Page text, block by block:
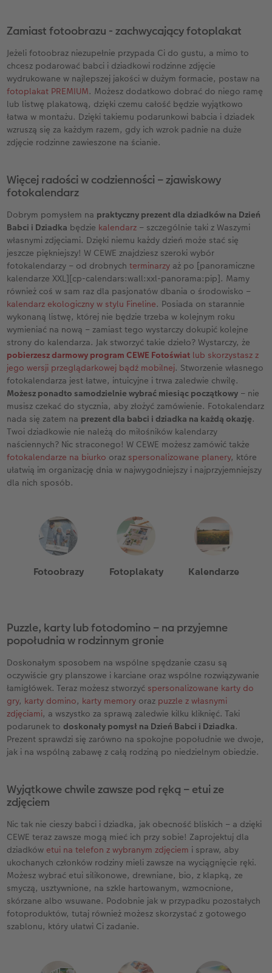
Zamiast fotoobrazu - zachwycający fotoplakat
Jeżeli fotoobraz niezupełnie przypada Ci do gustu, a mimo to
chcesz podarować babci i dziadkowi rodzinne zdjęcie
wydrukowane w najlepszej jakości w dużym formacie, postaw na
fotoplakat PREMIUM. Możesz dodatkowo dobrać do niego ramę
lub listwę plakatową, dzięki czemu całość będzie wyjątkowo
łatwa w montażu. Dzięki takiemu podarunkowi babcia i dziadek
wzruszą się za każdym razem, gdy ich wzrok padnie na duże
zdjęcie rodzinne zawieszone na ścianie.
Więcej radości w codzienności – zjawiskowy
fotokalendarz
Dobrym pomysłem na praktyczny prezent dla dziadków na Dzień
Babci i Dziadka będzie kalendarz – szczególnie taki z Waszymi
własnymi zdjęciami. Dzięki niemu każdy dzień może stać się
jeszcze piękniejszy! W CEWE znajdziesz szeroki wybór
fotokalendarzy – od drobnychterminarzy aż po [panoramiczne
kalendarze XXL][cp-calendars:wall:xxl-panorama:pip]. Mamy
również coś w sam raz dla pasjonatów dbania o środowisko –
kalendarz ekologiczny w stylu Fineline. Posiada on starannie
wykonaną listwę, której nie będzie trzeba w kolejnym roku
wymieniać na nową – zamiast tego wystarczy dokupić kolejne
strony do kalendarza. Jak stworzyć takie dzieło? Wystarczy, że
pobierzesz darmowy program CEWE Fotoświat lub skorzystasz z
jego wersji przeglądarkowej bądź mobilnej. Stworzenie własnego
fotokalendarza jest łatwe, intuicyjne i trwa zaledwie chwilę.
Możesz ponadto samodzielnie wybrać miesiąc początkowy – nie
musisz czekać do stycznia, aby złożyć zamówienie. Fotokalendarz
nada się zatem na prezent dla babci i dziadka na każdą okazję.
Twoi dziadkowie nie należą do miłośników kalendarzy
naściennych? Nic straconego! W CEWE możesz zamówić także
fotokalendarze na biurko oraz spersonalizowane planery, które
ułatwią im organizację dnia w najwygodniejszy i najprzyjemniejszy
dla nich sposób.
Fotoobrazy Fotoplakaty Kalendarze
Puzzle, karty lub fotodomino – na przyjemne
popołudnia w rodzinnym gronie
Doskonałym sposobem na wspólne spędzanie czasu są
oczywiście gry planszowe i karciane oraz wspólne rozwiązywanie
łamigłówek. Teraz możesz stworzyć spersonalizowane karty do
gry, karty domino, karty memory oraz puzzle z własnymi
zdjęciami, a wszystko za sprawą zaledwie kilku kliknięć. Taki
podarunek todoskonały pomysł na Dzień Babci i Dziadka.
Prezent sprawdzi się zarówno na spokojne popołudnie we dwoje,
jak i na wspólną zabawę z całą rodziną po niedzielnym obiedzie.
Wyjątkowe chwile zawsze pod ręką – etui ze
zdjęciem
Nic tak nie cieszy babci i dziadka, jak obecność bliskich – a dzięki
CEWE teraz zawsze mogą mieć ich przy sobie! Zaprojektuj dla
dziadków etui na telefon z wybranym zdjęciem i spraw, aby
ukochanych członków rodziny mieli zawsze na wyciągnięcie ręki.
Możesz wybrać etui silikonowe, drewniane, bio, z klapką, ze
smyczą, usztywnione, na szkle hartowanym, wzmocnione,
skórzane albo wsuwane. Podobnie jak w przypadku pozostałych
fotoproduktów, tutaj również możesz skorzystać z gotowego
szablonu, który ułatwi Ci zadanie.